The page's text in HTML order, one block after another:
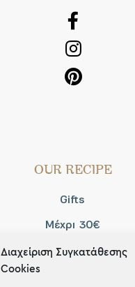
Διαχείριση Συγκατάθεσης
Cookies
OUR RECIPE
Gifts
Μέχρι 30€
Blog
Shop the look